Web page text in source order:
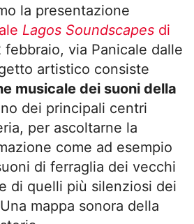
la presentazione
Lagos Soundscapes di
febbraio, via Panicale dalle
artistico consiste
musicale dei suoni della
dei principali centri
per ascoltarne la
come ad esempio
di ferraglia dei vecchi
di quelli più silenziosi dei
mappa sonora della